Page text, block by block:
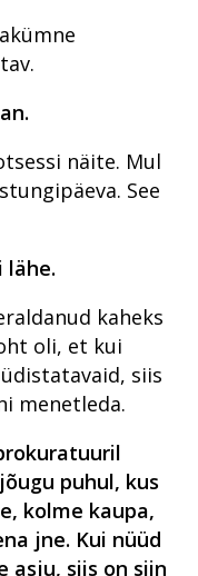
näite. Mul
See
lähe.
kaheks
oli, et kui
siis
menetleda.
puhul, kus
kolme kaupa,
jne. Kui nüüd
asju, siis on siin